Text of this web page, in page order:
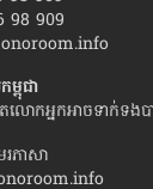
98 909
ពុជា
លោកអ្នកអាចទាក់ទង
ភាសា